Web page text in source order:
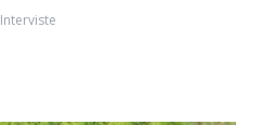
Interviste